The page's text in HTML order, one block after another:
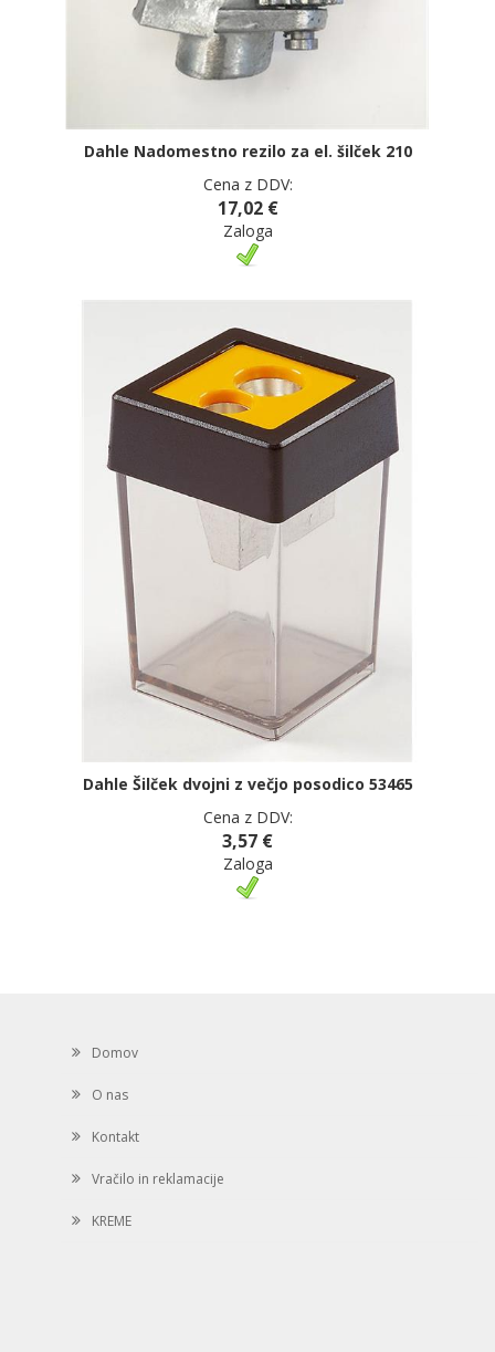
Dahle Nadomestno rezilo za el. šilček 210
Cena z DDV:
17,02 €
Zaloga
Dahle Šilček dvojni z večjo posodico 53465
Cena z DDV:
3,57 €
Zaloga
Domov
O nas
Kontakt
Vračilo in reklamacije
KREME